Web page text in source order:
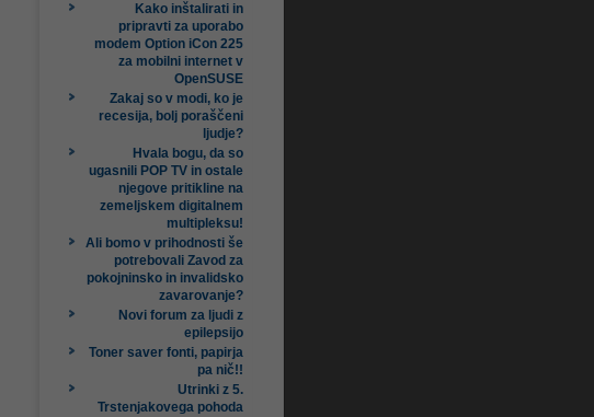
Kako inštalirati in
pripravti za uporabo
modem Option iCon 225
za mobilni internet v
OpenSUSE
Zakaj so v modi, ko je
recesija, bolj poraščeni
ljudje?
Hvala bogu, da so
ugasnili POP TV in ostale
njegove pritikline na
zemeljskem digitalnem
multipleksu!
Ali bomo v prihodnosti še
potrebovali Zavod za
pokojninsko in invalidsko
zavarovanje?
Novi forum za ljudi z
epilepsijo
Toner saver fonti, papirja
pa nič!!
Utrinki z 5.
Trstenjakovega pohoda